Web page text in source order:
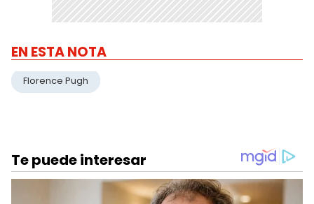
EN ESTA NOTA
Florence Pugh